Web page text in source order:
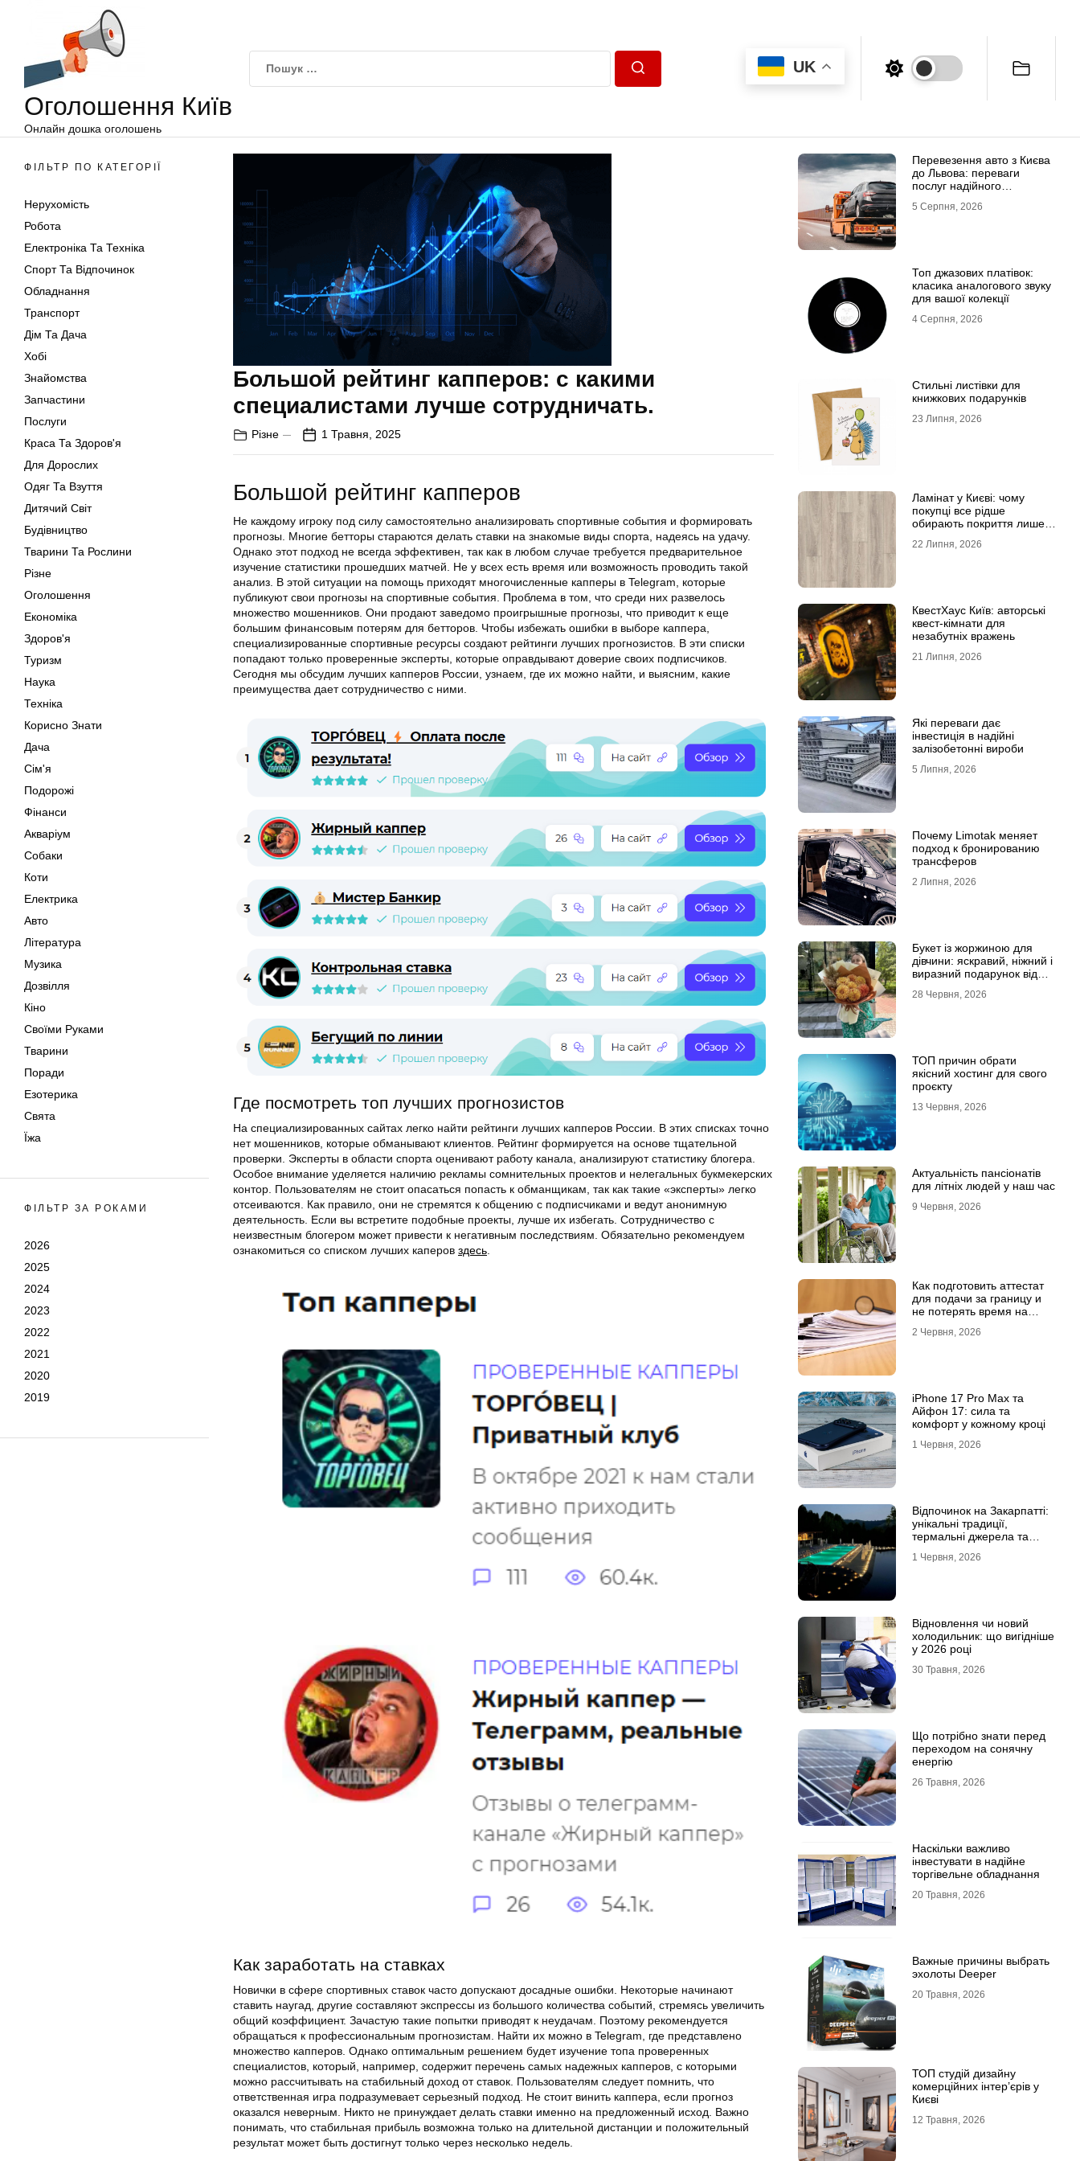
Оголошення Київ
Онлайн дошка оголошень
UK
ФІЛЬТР ПО КАТЕГОРІЇ
Нерухомість
Робота
Електроніка Та Техніка
Спорт Та Відпочинок
Обладнання
Транспорт
Дім Та Дача
Хобі
Знайомства
Запчастини
Послуги
Краса Та Здоров'я
Для Дорослих
Одяг Та Взуття
Дитячий Світ
Будівництво
Тварини Та Рослини
Різне
Оголошення
Економіка
Здоров'я
Туризм
Наука
Техніка
Корисно Знати
Дача
Сім'я
Подорожі
Фінанси
Акваріум
Собаки
Коти
Електрика
Авто
Література
Музика
Дозвілля
Кіно
Своїми Руками
Тварини
Поради
Езотерика
Свята
Їжа
ФІЛЬТР ЗА РОКАМИ
2026
2025
2024
2023
2022
2021
2020
2019
Большой рейтинг капперов: с какими
специалистами лучше сотрудничать.
Різне 1 Травня, 2025
Большой рейтинг капперов
Не каждому игроку под силу самостоятельно анализировать спортивные события и формировать
прогнозы. Многие бетторы стараются делать ставки на знакомые виды спорта, надеясь на удачу.
Однако этот подход не всегда эффективен, так как в любом случае требуется предварительное
изучение статистики прошедших матчей. Не у всех есть время или возможность проводить такой
анализ. В этой ситуации на помощь приходят многочисленные капперы в Telegram, которые
публикуют свои прогнозы на спортивные события. Проблема в том, что среди них развелось
множество мошенников. Они продают заведомо проигрышные прогнозы, что приводит к еще
большим финансовым потерям для бетторов. Чтобы избежать ошибки в выборе каппера,
специализированные спортивные ресурсы создают рейтинги лучших прогнозистов. В эти списки
попадают только проверенные эксперты, которые оправдывают доверие своих подписчиков.
Сегодня мы обсудим лучших капперов России, узнаем, где их можно найти, и выясним, какие
преимущества дает сотрудничество с ними.
Где посмотреть топ лучших прогнозистов
На специализированных сайтах легко найти рейтинги лучших капперов России. В этих списках точно
нет мошенников, которые обманывают клиентов. Рейтинг формируется на основе тщательной
проверки. Эксперты в области спорта оценивают работу канала, анализируют статистику блогера.
Особое внимание уделяется наличию рекламы сомнительных проектов и нелегальных букмекерских
контор. Пользователям не стоит опасаться попасть к обманщикам, так как такие «эксперты» легко
отсеиваются. Как правило, они не стремятся к общению с подписчиками и ведут анонимную
деятельность. Если вы встретите подобные проекты, лучше их избегать. Сотрудничество с
неизвестным блогером может привести к негативным последствиям. Обязательно рекомендуем
ознакомиться со списком лучших каперов здесь
Как заработать на ставках
Новички в сфере спортивных ставок часто допускают досадные ошибки. Некоторые начинают
ставить наугад, другие составляют экспрессы из большого количества событий, стремясь увеличить
общий коэффициент. Зачастую такие попытки приводят к неудачам. Поэтому рекомендуется
обращаться к профессиональным прогнозистам. Найти их можно в Telegram, где представлено
множество капперов. Однако оптимальным решением будет изучение топа проверенных
специалистов, который, например, содержит перечень самых надежных капперов, с которыми
можно рассчитывать на стабильный доход от ставок. Пользователям следует помнить, что
ответственная игра подразумевает серьезный подход. Не стоит винить каппера, если прогноз
оказался неверным. Никто не принуждает делать ставки именно на предложенный исход. Важно
понимать, что стабильная прибыль возможна только на длительной дистанции и положительный
результат может быть достигнут только через несколько недель.
Перевезення авто з Києва
до Львова: переваги
послуг надійного
5 Серпня, 2026
Топ джазових платівок:
класика аналогового звуку
для вашої колекції
4 Серпня, 2026
Стильні листівки для
книжкових подарунків
23 Липня, 2026
Ламінат у Києві: чому
покупці все рідше
обирають покриття лише
22 Липня, 2026
КвестХаус Київ: авторські
квест-кімнати для
незабутніх вражень
21 Липня, 2026
Які переваги дає
інвестиція в надійні
залізобетонні вироби
5 Липня, 2026
Почему Limotak меняет
подход к бронированию
трансферов
2 Липня, 2026
Букет із жоржиною для
дівчини: яскравий, ніжний і
виразний подарунок від
28 Червня, 2026
ТОП причин обрати
якісний хостинг для свого
проєкту
13 Червня, 2026
Актуальність пансіонатів
для літніх людей у наш час
9 Червня, 2026
Как подготовить аттестат
для подачи за границу и
не потерять время на
2 Червня, 2026
iPhone 17 Pro Max та
Айфон 17: сила та
комфорт у кожному кроці
1 Червня, 2026
Відпочинок на Закарпатті:
унікальні традиції,
термальні джерела та
1 Червня, 2026
Відновлення чи новий
холодильник: що вигідніше
у 2026 році
30 Травня, 2026
Що потрібно знати перед
переходом на сонячну
енергію
26 Травня, 2026
Наскільки важливо
інвестувати в надійне
торгівельне обладнання
20 Травня, 2026
Важные причины выбрать
эхолоты Deeper
20 Травня, 2026
ТОП студій дизайну
комерційних інтер’єрів у
Києві
12 Травня, 2026